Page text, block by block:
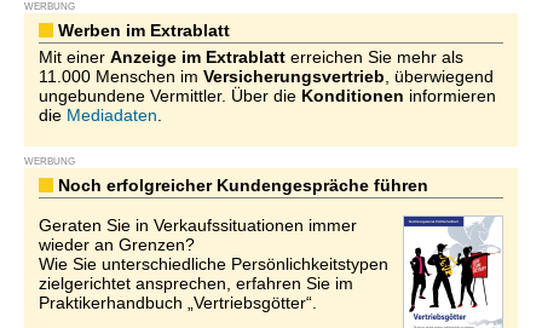
WERBUNG
Werben im Extrablatt
Mit einer Anzeige im Extrablatt erreichen Sie mehr als
11.000 Menschen im Versicherungsvertrieb , überwiegend
ungebundene Vermittler. Über die Konditionen informieren
die Mediadaten
WERBUNG
Noch erfolgreicher Kundengespräche führen
Geraten Sie in Verkaufssituationen immer
wieder an Grenzen?
Wie Sie unterschiedliche Persönlichkeitstypen
zielgerichtet ansprechen, erfahren Sie im
Praktikerhandbuch „Vertriebsgötter“.